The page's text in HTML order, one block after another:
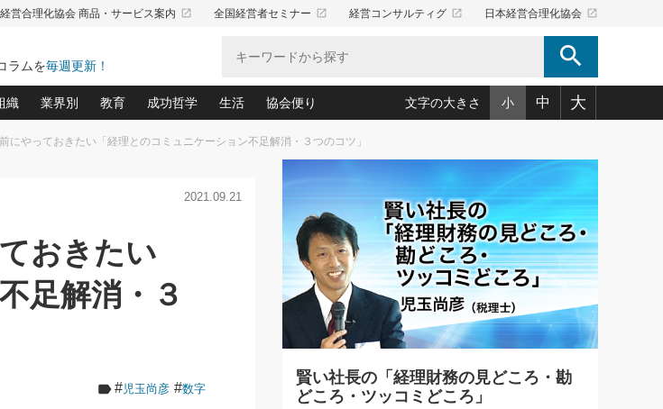
営合理化協会 商品・サービス案内 launch 全国経営者セミナー launch 経営コンサルティグ launch 日本経営合理化協会 launch
ラムを毎週更新！ search
2026.08.5
第109話 伝統的産品を21世紀
に生かし切る！
第86回 「言葉狩り」
もっとみる
きたい、やってお
戦略の新常識』(12)
ーチ」ネタ帳(159)
ト商品」(109)
(102)
り抜くための緊急対策(100)
書の会社はココが違う！(36)
点を下げる、Ｐ／Ｌ不況時代の新戦略(12)
の「経理財務の見どころ・勘どころ・ツッコミどこ
織
職場の生産性を下げるハラスメントの予防策(10)
賃金決定の定石(68)
顧客・社員・社会から支持される「ウェルビーイング経営入
門」(23)
業界別
大久保一彦の“流行る”お店の仕組みづくり(210)
柿内幸夫─社長のための現場改善(174)
教育
あなただからお願いしたいと思われる 気配りの達人(127)
クレーム対応 実践マニュアル(92)
クレーム対応の新知識と新常識(57)
デキル社員に育てる！ 社員教育の決め手(203)
欧米資産家に学ぶ二世教育(100)
成功哲学
中国哲学に学ぶ 不況は会社守成の好機(38)
令和時代の「社長の人間力の磨き方」(86)
先人の名句名言の教え 東洋思想に学ぶ経営学(132)
渡部昇一の「日本の指導者たち」(32)
経営に活かす“十八史略”(30)
生活
おのころ心平の ──社長のための「か・ら・だマネジメント」
(50)
デジタルＡＶを味方に！新・仕事術(180)
リーダー脳の鍛え方(32)
ワインを楽しむ基礎レッスン(12)
必読！社長が読むべき今月の4冊(88)
眼と耳で楽しむ読書術(162)
社長の「氣」(30)
米国スポーツ・ビジネスに学ぶ心理学(98)
協会便り
「愛読者通信」著者インタビュー(44)
ビジネス見聞録 経営ニュース(100)
作間信司の経営無形庵(けいえいむぎょうあん)(166)
経営セミナー情報局(1)
繁栄への着眼点 牟田太陽(76)
講話を聞いて学ぼう 実学・耳学・磨く「ミミガク」のすすめ
文字の大きさ 小 中 大
やっておきたい「経理とのコミュニケーション不足解消・３つのコツ」
2021.09.21
おきたい
足解消・３
#児玉尚彦 #数字
賢い社長の「経理財務の見どころ・勘
どころ・ツッコミどころ」